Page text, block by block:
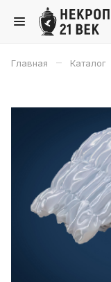
Главная – Каталог